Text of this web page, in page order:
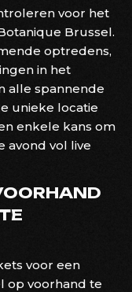
voor het
Brussel.
optredens,
in het
alle spannende
unieke locatie
enkele kans om
avond vol live
voor een
op voorhand te